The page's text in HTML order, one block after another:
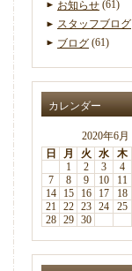
お知らせ (61)
スタッフブログ
ブログ (61)
カレンダー
2020年6月
日
月 火 水 木
1
2 3 4
7
8 9 10 11
14
15 16 17 18
21
22 23 24 25
28
29 30